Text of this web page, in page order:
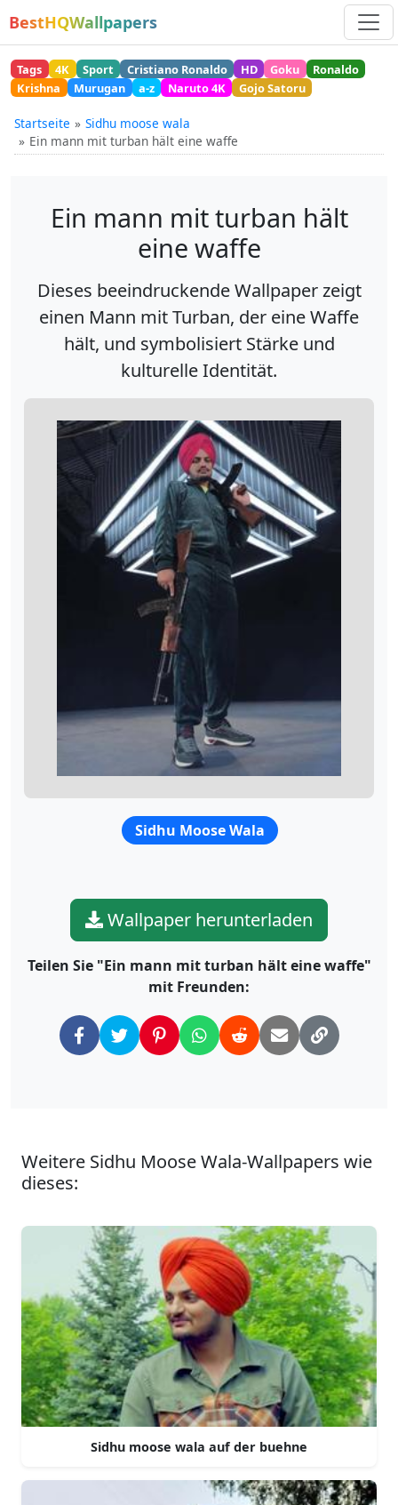
BestHQWallpapers
Tags 4K Sport Cristiano Ronaldo HD Goku
Ronaldo
Krishna
Murugan a-z Naruto 4K Gojo Satoru
Startseite
Sidhu moose wala
Ein mann mit turban hält eine waffe
Ein mann mit turban hält
eine waffe
Dieses beeindruckende Wallpaper zeigt
einen Mann mit Turban, der eine Waffe
hält, und symbolisiert Stärke und
kulturelle Identität.
Sidhu Moose Wala
Wallpaper herunterladen
Teilen Sie "Ein mann mit turban hält eine waffe"
mit Freunden:
Weitere Sidhu Moose Wala-Wallpapers wie
dieses:
Sidhu moose wala auf der buehne